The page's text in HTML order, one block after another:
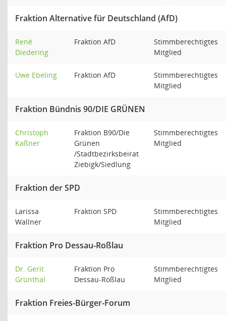
Fraktion Alternative für Deutschland (AfD)
René
Diedering
Fraktion AfD
Stimmberechtigtes
Mitglied
Uwe Ebeling Fraktion AfD
Stimmberechtigtes
Mitglied
Fraktion Bündnis 90/DIE GRÜNEN
Christoph
Kaßner
Fraktion B90/Die
Grünen
/Stadtbezirksbeirat
Ziebigk/Siedlung
Stimmberechtigtes
Mitglied
Fraktion der SPD
Larissa
Wallner
Fraktion SPD
Stimmberechtigtes
Mitglied
Fraktion Pro Dessau-Roßlau
Dr. Gerit
Grünthal
Fraktion Pro
Dessau-Roßlau
Stimmberechtigtes
Mitglied
Fraktion Freies-Bürger-Forum